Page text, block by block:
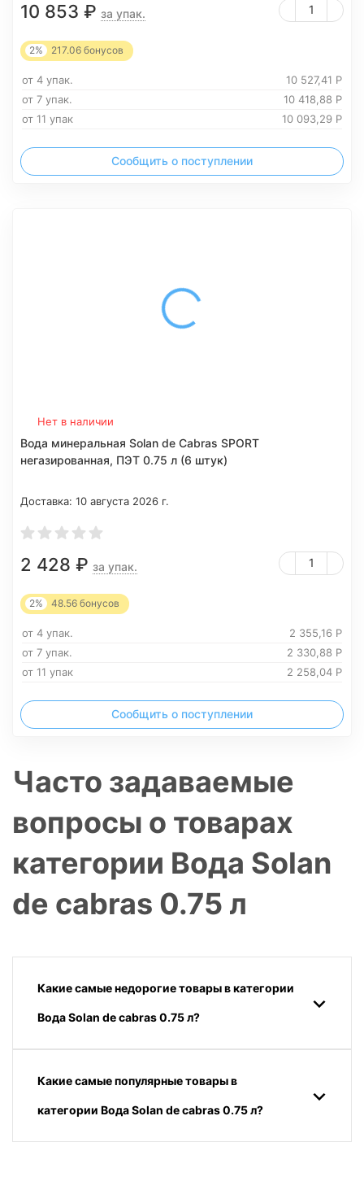
10 853 ₽ за упак.
2% 217.06 бонусов
от 4 упак. 10 527,41 Р
от 7 упак.
10 418,88 Р
от 11 упак
10 093,29 Р
Сообщить о поступлении
Нет в наличии
Вода минеральная Solan de Cabras SPORT
негазированная, ПЭТ 0.75 л (6 штук)
Доставка: 10 августа 2026 г.
2 428 ₽ за упак.
2% 48.56 бонусов
от 4 упак. 2 355,16 Р
от 7 упак.
2 330,88 Р
от 11 упак
2 258,04 Р
Сообщить о поступлении
Часто задаваемые
вопросы о товарах
категории Вода Solan
de cabras 0.75 л
Какие самые недорогие товары в категории
Вода Solan de cabras 0.75 л?
Какие самые популярные товары в
категории Вода Solan de cabras 0.75 л?